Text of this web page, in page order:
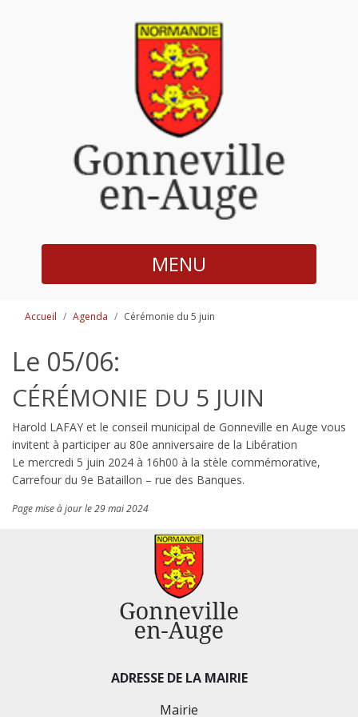
MENU
Accueil Agenda Cérémonie du 5 juin
Le 05/06:
CÉRÉMONIE DU 5 JUIN
Harold LAFAY et le conseil municipal de Gonneville en Auge vous
invitent à participer au 80e anniversaire de la Libération
Le mercredi 5 juin 2024 à 16h00 à la stèle commémorative,
Carrefour du 9e Bataillon – rue des Banques.
Page mise à jour le 29 mai 2024
ADRESSE DE LA MAIRIE
Mairie